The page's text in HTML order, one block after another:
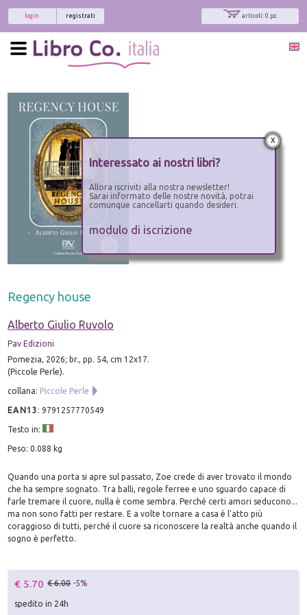
articoli: 0 pz.
registrati
login
Regency house
Alberto Giulio Ruvolo
Pav Edizioni
Pomezia, 2026; br., pp. 54, cm 12x17.
(Piccole Perle).
collana: Piccole Perle
EAN13 :9791257770549
Testo in:
Peso: 0.088 kg
Quando una porta si apre sul passato, Zoe crede di aver trovato il mondo
che ha sempre sognato. Tra balli, regole ferree e uno sguardo capace di
farle tremare il cuore, nulla è come sembra. Perché certi amori seducono...
ma non sono fatti per restare. E a volte tornare a casa è l'atto più
coraggioso di tutti, perché il cuore sa riconoscere la realtà anche quando il
sogno è perfetto.
€ 5.70 € 6.00 -5%
spedito in 24h
x
Interessato ai nostri libri?
Allora iscriviti alla nostra newsletter!
Sarai informato delle nostre novità, potrai
comunque cancellarti quando desideri.
modulo di iscrizione